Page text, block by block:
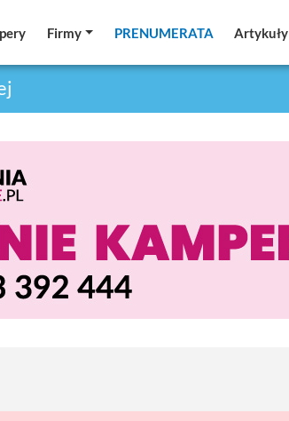
Firmy PRENUMERATA Artykuły
Firmy PRENUMERATA Artykuły